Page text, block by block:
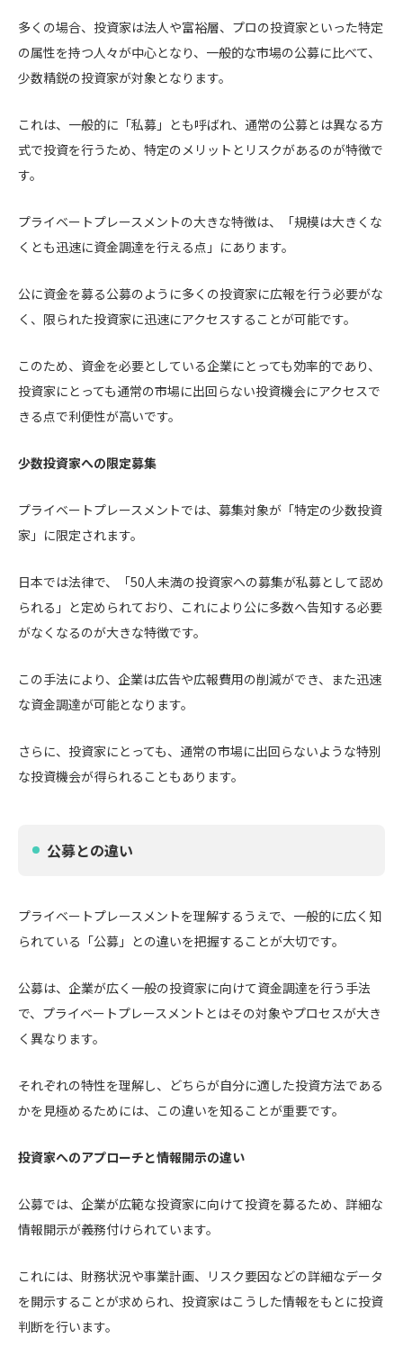
多くの場合、投資家は法人や富裕層、プロの投資家といった特定
の属性を持つ人々が中心となり、一般的な市場の公募に比べて、
少数精鋭の投資家が対象となります。
これは、一般的に「私募」とも呼ばれ、通常の公募とは異なる方
式で投資を行うため、特定のメリットとリスクがあるのが特徴で
す。
プライベートプレースメントの大きな特徴は、「規模は大きくな
くとも迅速に資金調達を行える点」にあります。
公に資金を募る公募のように多くの投資家に広報を行う必要がな
く、限られた投資家に迅速にアクセスすることが可能です。
このため、資金を必要としている企業にとっても効率的であり、
投資家にとっても通常の市場に出回らない投資機会にアクセスで
きる点で利便性が高いです。
少数投資家への限定募集
プライベートプレースメントでは、募集対象が「特定の少数投資
家」に限定されます。
日本では法律で、「50人未満の投資家への募集が私募として認め
られる」と定められており、これにより公に多数へ告知する必要
がなくなるのが大きな特徴です。
この手法により、企業は広告や広報費用の削減ができ、また迅速
な資金調達が可能となります。
さらに、投資家にとっても、通常の市場に出回らないような特別
な投資機会が得られることもあります。
公募との違い
プライベートプレースメントを理解するうえで、一般的に広く知
られている「公募」との違いを把握することが大切です。
公募は、企業が広く一般の投資家に向けて資金調達を行う手法
で、プライベートプレースメントとはその対象やプロセスが大き
く異なります。
それぞれの特性を理解し、どちらが自分に適した投資方法である
かを見極めるためには、この違いを知ることが重要です。
投資家へのアプローチと情報開示の違い
公募では、企業が広範な投資家に向けて投資を募るため、詳細な
情報開示が義務付けられています。
これには、財務状況や事業計画、リスク要因などの詳細なデータ
を開示することが求められ、投資家はこうした情報をもとに投資
判断を行います。